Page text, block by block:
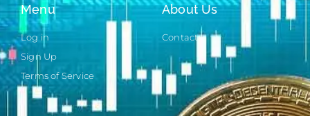
Menu
Log in
Sign Up
Terms of Service
About Us
Contact